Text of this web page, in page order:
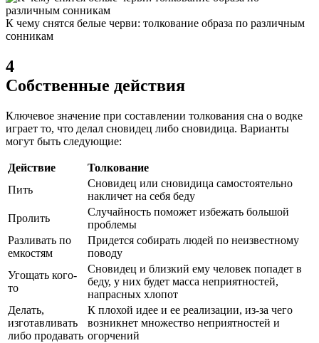
К чему снятся белые черви: толкование образа по различным
сонникам
4
Собственные действия
Ключевое значение при составлении толкования сна о водке
играет то, что делал сновидец либо сновидица. Варианты
могут быть следующие:
Действие
Толкование
Пить
Сновидец или сновидица самостоятельно
накличет на себя беду
Пролить
Случайность поможет избежать большой
проблемы
Разливать по
емкостям
Придется собирать людей по неизвестному
поводу
Угощать кого-
то
Сновидец и близкий ему человек попадет в
беду, у них будет масса неприятностей,
напрасных хлопот
Делать,
изготавливать
либо продавать
К плохой идее и ее реализации, из-за чего
возникнет множество неприятностей и
огорчений